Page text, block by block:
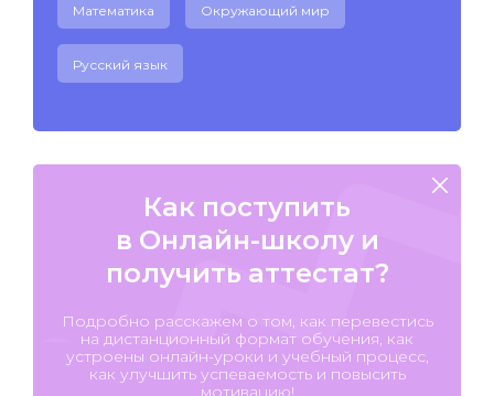
Математика Окружающий мир
Русский язык
Как поступить
в Онлайн-школу и
получить аттестат?
Подробно расскажем о том, как перевестись
на дистанционный формат обучения, как
устроены онлайн-уроки и учебный процесс,
как улучшить успеваемость и повысить
мотивацию!